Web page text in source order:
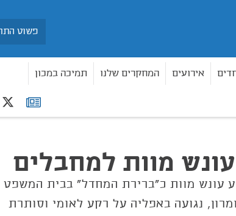
אירועים המחקרים שלנו תמיכה במכון
תפוצה
מוות למחבלים
עונש מוות כ"ברירת המחדל" בבית המשפט
נגועה באפליה על רקע לאומי וסותרת